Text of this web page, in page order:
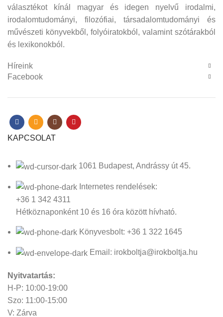
választékot kínál magyar és idegen nyelvű irodalmi,
irodalomtudományi, filozófiai, társadalomtudományi és
művészeti könyvekből, folyóiratokból, valamint szótárakból
és lexikonokból.
Híreink
Facebook
KAPCSOLAT
1061 Budapest, Andrássy út 45.
Internetes rendelések:
+36 1 342 4311
Hétköznaponként 10 és 16 óra között hívható.
Könyvesbolt: +36 1 322 1645
Email: irokboltja@irokboltja.hu
Nyitvatartás:
H-P: 10:00-19:00
Szo: 11:00-15:00
V: Zárva